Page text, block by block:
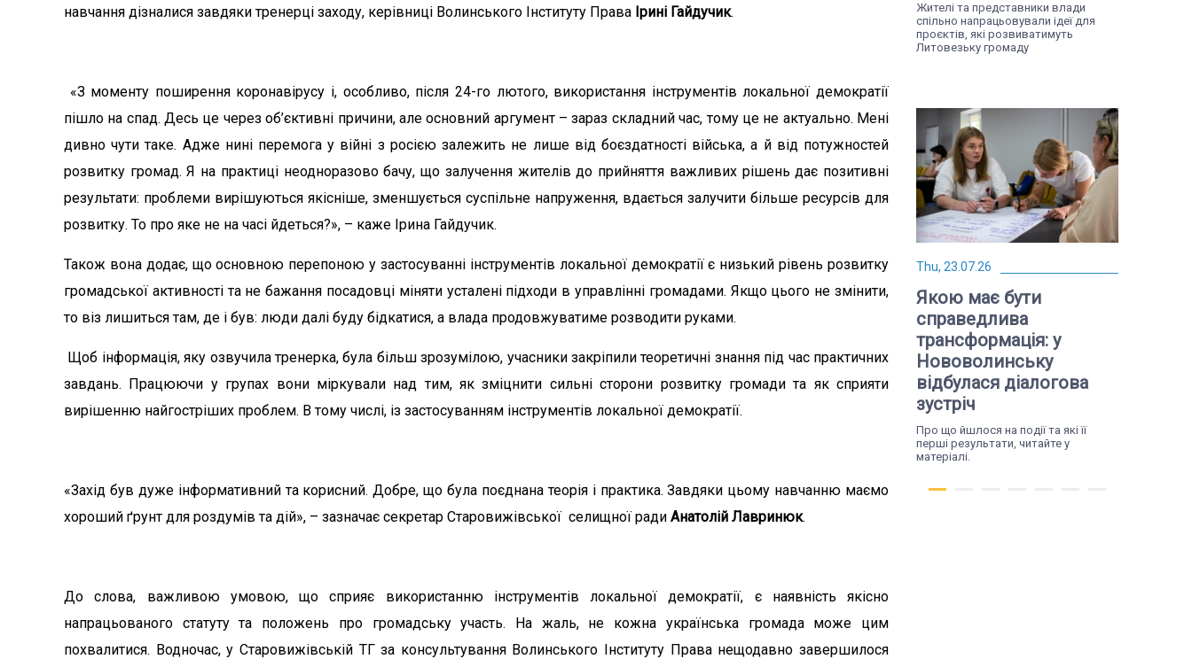
навчання дізналися завдяки тренерці заходу, керівниці Волинського Інституту Права Ірині Гайдучик.
«З моменту поширення коронавірусу і, особливо, після 24-го лютого, використання інструментів локальної демократії
пішло на спад. Десь це через об’єктивні причини, але основний аргумент – зараз складний час, тому це не актуально. Мені
дивно чути таке. Адже нині перемога у війні з росією залежить не лише від боєздатності війська, а й від потужностей
розвитку громад. Я на практиці неодноразово бачу, що залучення жителів до прийняття важливих рішень дає позитивні
результати: проблеми вирішуються якісніше, зменшується суспільне напруження, вдається залучити більше ресурсів для
розвитку. То про яке не на часі йдеться?», – каже Ірина Гайдучик.
Також вона додає, що основною перепоною у застосуванні інструментів локальної демократії є низький рівень розвитку
громадської активності та не бажання посадовці міняти усталені підходи в управлінні громадами. Якщо цього не змінити,
то віз лишиться там, де і був: люди далі буду бідкатися, а влада продовжуватиме розводити руками.
Щоб інформація, яку озвучила тренерка, була більш зрозумілою, учасники закріпили теоретичні знання під час практичних
завдань. Працюючи у групах вони міркували над тим, як зміцнити сильні сторони розвитку громади та як сприяти
вирішенню найгостріших проблем. В тому числі, із застосуванням інструментів локальної демократії.
«Захід був дуже інформативний та корисний. Добре, що була поєднана теорія і практика. Завдяки цьому навчанню маємо
хороший ґрунт для роздумів та дій», – зазначає секретар Старовижівської селищної ради Анатолій Лавринюк.
До слова, важливою умовою, що сприяє використанню інструментів локальної демократії, є наявність якісно
напрацьованого статуту та положень про громадську участь. На жаль, не кожна українська громада може цим
похвалитися. Водночас, у Старовижівській ТГ за консультування Волинського Інституту Права нещодавно завершилося
Жителі та представники влади
спільно напрацьовували ідеї для
проєктів, які розвиватимуть
Литовезьку громаду
Thu, 23.07.26
Якою має бути
справедлива
трансформація: у
Нововолинську
відбулася діалогова
зустріч
Про що йшлося на події та які її
перші результати, читайте у
матеріалі.